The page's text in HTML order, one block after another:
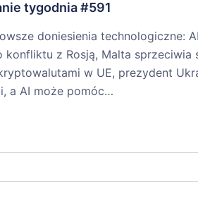
tygodnia #591
doniesienia technologiczne:
konfliktu z Rosją, Malta sprzeciwia
w UE, prezydent
a AI może pomóc…